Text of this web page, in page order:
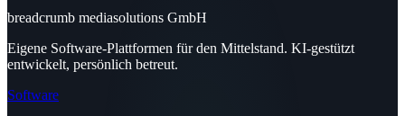
breadcrumb mediasolutions GmbH
Eigene Software-Plattformen für den Mittelstand. KI-gestützt
entwickelt, persönlich betreut.
Software